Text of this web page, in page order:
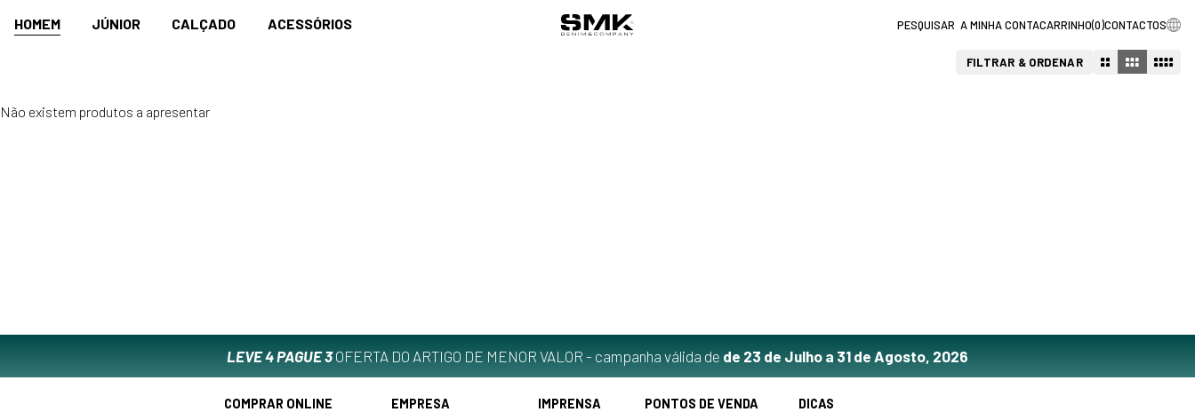
HOMEM JÚNIOR CALÇADO ACESSÓRIOS A MINHA CONTACARRINHO(0)CONTACTOS
FILTRAR & ORDENAR
Não existem produtos a apresentar
LEVE 4 PAGUE 3OFERTA DO ARTIGO DE MENOR VALOR - campanha válida de de 23 de Julho a 31 de Agosto, 2026
COMPRAR ONLINE
EMPRESA
IMPRENSA
PONTOS DE VENDA
DICAS